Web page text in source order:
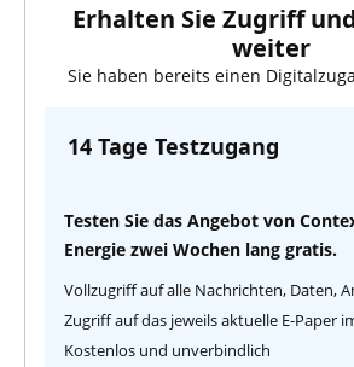
Erhalten Sie Zugriff
weiter
Sie haben bereits einen
14 Tage Testzugang
Testen Sie das Angebot von
Energie zwei Wochen lang gratis.
Vollzugriff auf alle Nachrichten, Daten,
Zugriff auf das jeweils aktuelle E-Paper
Kostenlos und unverbindlich